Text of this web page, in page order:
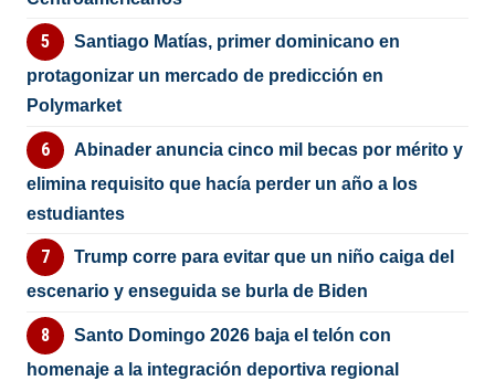
Santiago Matías, primer dominicano en
protagonizar un mercado de predicción en
Polymarket
Abinader anuncia cinco mil becas por mérito y
elimina requisito que hacía perder un año a los
estudiantes
Trump corre para evitar que un niño caiga del
escenario y enseguida se burla de Biden
Santo Domingo 2026 baja el telón con
homenaje a la integración deportiva regional